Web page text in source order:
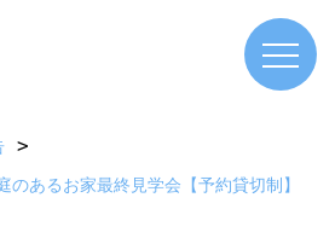
のあるお家最終見学会【予約貸切制】